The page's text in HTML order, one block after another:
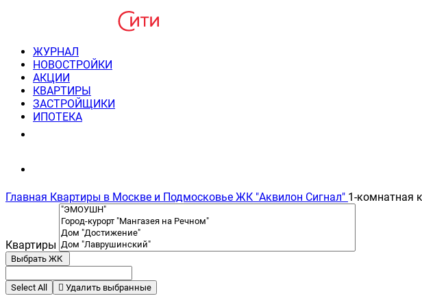
ЖУРНАЛ
НОВОСТРОЙКИ
АКЦИИ
КВАРТИРЫ
ЗАСТРОЙЩИКИ
ИПОТЕКА
Главная Квартиры в Москве и Подмосковье ЖК "Аквилон Сигнал" 1-комнатная
Квартиры
Выбрать ЖК
Select All Удалить выбранные